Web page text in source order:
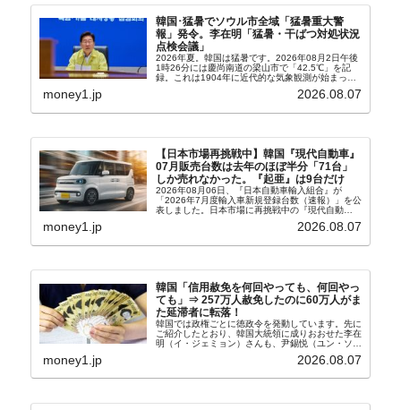
韓国･猛暑でソウル市全域「猛暑重大警
報」発令。李在明「猛暑・干ばつ対処状況
点検会議」
2026年夏。韓国は猛暑です。2026年08月2日午後
1時26分には慶尚南道の梁山市で「42.5℃」を記
録。これは1904年に近代的な気象観測が始まって
ウル市全域への「猛暑重大警報」が発令され...
money1.jp 2026.08.07
【日本市場再挑戦中】韓国『現代自動車』
07月販売台数は去年のほぼ半分「71台」
しか売れなかった。『起亜』は9台だけ
2026年08月06日、『日本自動車輸入組合』が
「2026年7月度輸入車新規登録台数（速報）」を公
表しました。日本市場に再挑戦中の『現代自動
車』、また日本市場を攻略したい『BYD』の販売
台数はこの中に捉えられているはずです。先月から
money1.jp 2026.08.07
韓国「信用赦免を何回やっても、何回やっ
ても」⇒ 257万人赦免したのに60万人がま
た延滞者に転落！
韓国では政権ごとに徳政令を発動しています。先に
ご紹介したとおり、韓国大統領に成りおおせた李在
明（イ・ジェミョン）さんも、尹錫悦（ユン・ソギ
バンクにして不良債権の買い取りを行い、分割償還
money1.jp 2026.08.07